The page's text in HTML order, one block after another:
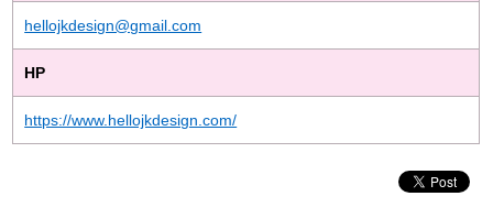
hellojkdesign@gmail.com
HP
https://www.hellojkdesign.com/